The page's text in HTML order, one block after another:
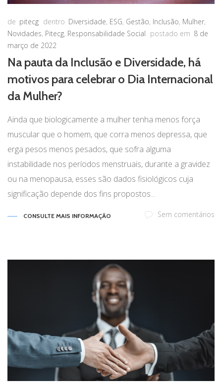
de pitecg dentro Diversidade, ESG, Gestão, Inclusão, Mulher,
Novidades, Pitecg, Responsabilidade Social postado em 8 de
março de 2022
Na pauta da Inclusão e Diversidade, há
motivos para celebrar o Dia Internacional
da Mulher?
Ainda que biologicamente a mulher tenha menos força
muscular que o homem, que corra menos depressa, que
erga pesos menos pesados, que sofra alguma
instabilidade nos períodos menstruais, durante a gravidez
ou na menopausa, esses são dados fisiológicos cuja
significação depende dos fins propostos...
CONSULTE MAIS INFORMAÇÃO Sem comentários